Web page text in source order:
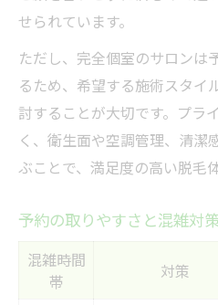
せられています。
ただし、完全個室のサロンは
るため、希望する施術スタイ
討することが大切です。プラ
く、衛生面や空調管理、清潔
ぶことで、満足度の高い脱毛
予約の取りやすさと混雑対
混雑時間
帯
対策